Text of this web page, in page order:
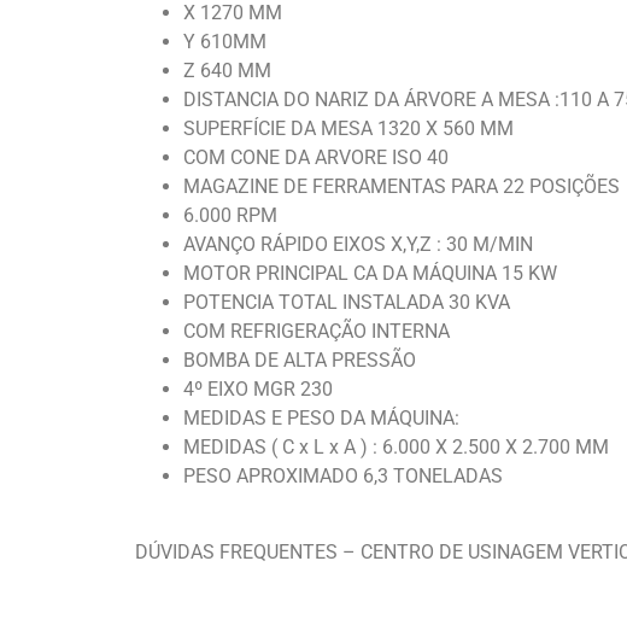
X 1270 MM
Y 610MM
Z 640 MM
DISTANCIA DO NARIZ DA ÁRVORE A MESA :110 A
SUPERFÍCIE DA MESA 1320 X 560 MM
COM CONE DA ARVORE ISO 40
MAGAZINE DE FERRAMENTAS PARA 22 POSIÇÕES
6.000 RPM
AVANÇO RÁPIDO EIXOS X,Y,Z : 30 M/MIN
MOTOR PRINCIPAL CA DA MÁQUINA 15 KW
POTENCIA TOTAL INSTALADA 30 KVA
COM REFRIGERAÇÃO INTERNA
BOMBA DE ALTA PRESSÃO
4º EIXO MGR 230
MEDIDAS E PESO DA MÁQUINA:
MEDIDAS ( C x L x A ) : 6.000 X 2.500 X 2.700 MM
PESO APROXIMADO 6,3 TONELADAS
DÚVIDAS FREQUENTES – CENTRO DE USINAGEM